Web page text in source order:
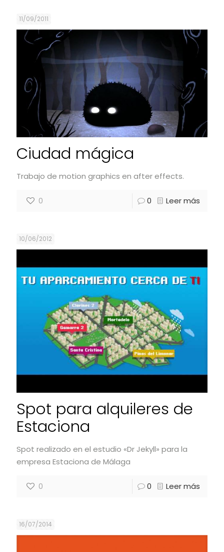
11/09/2011
Ciudad mágica
Trabajo de motion graphics en after effects.
0 0 Leer más
10/06/2012
Spot para alquileres de
Estaciona
Spot realizado en el estudio «Dr Jekyll» para la
empresa Estaciona de Málaga
0 0 Leer más
16/07/2014